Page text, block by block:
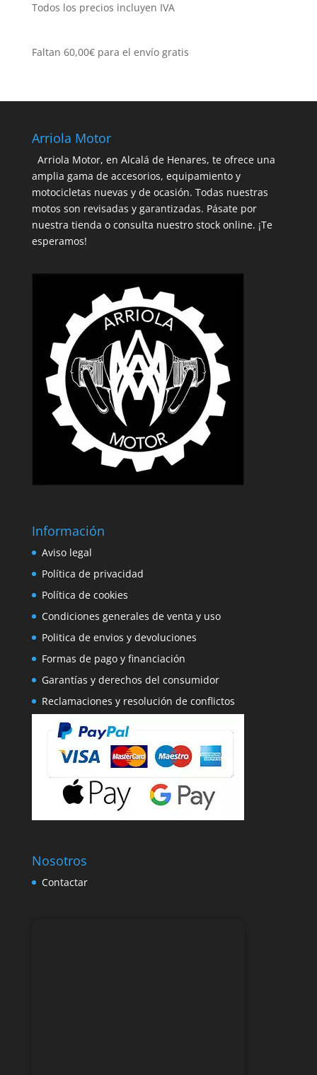
Todos los precios incluyen IVA
Faltan 60,00€para el envío gratis
Arriola Motor
Arriola Motor, en Alcalá de Henares, te ofrece una
amplia gama de accesorios, equipamiento y
motocicletas nuevas y de ocasión. Todas nuestras
motos son revisadas y garantizadas. Pásate por
nuestra tienda o consulta nuestro stock online. ¡Te
esperamos!
Información
Aviso legal
Política de privacidad
Política de cookies
Condiciones generales de venta y uso
Politica de envios y devoluciones
Formas de pago y financiación
Garantías y derechos del consumidor
Reclamaciones y resolución de conflictos
Nosotros
Contactar